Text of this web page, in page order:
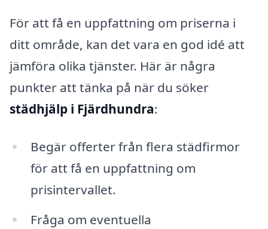
För att få en uppfattning om priserna i
ditt område, kan det vara en god idé att
jämföra olika tjänster. Här är några
punkter att tänka på när du söker
städhjälp i Fjärdhundra:
Begär offerter från flera städfirmor
för att få en uppfattning om
prisintervallet.
Fråga om eventuella